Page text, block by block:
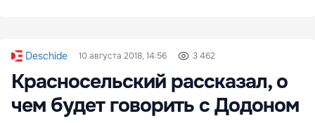
Deschide 10 августа 2018, 14:56 3 462
Красносельский рассказал, о
чем будет говорить с Додоном